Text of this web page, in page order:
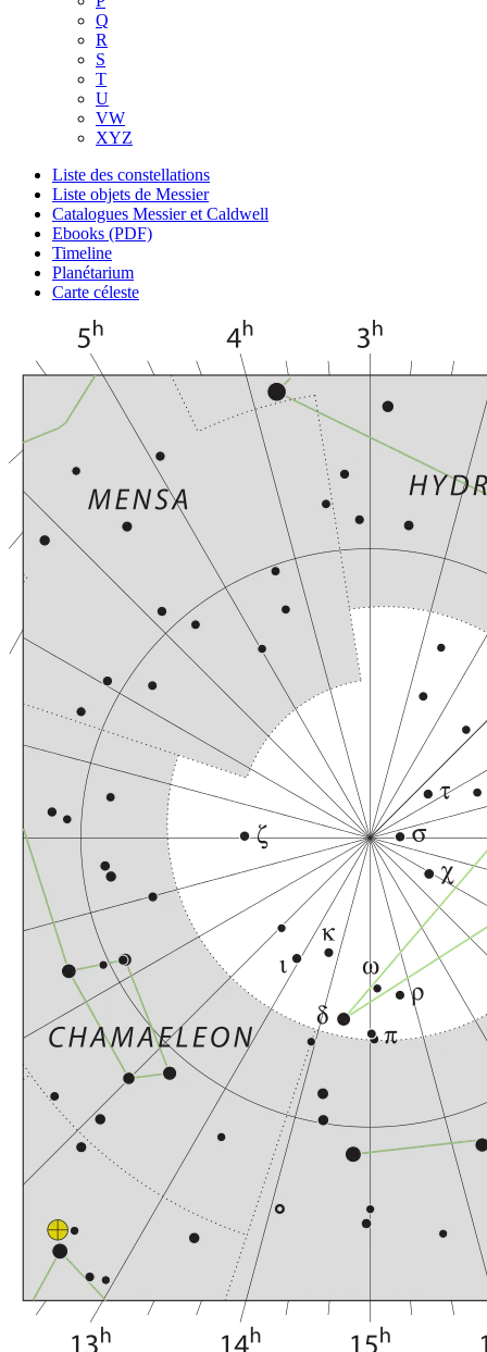
Q
R
S
T
U
VW
XYZ
Liste des constellations
Liste objets de Messier
Catalogues Messier et Caldwell
Ebooks (PDF)
Timeline
Planétarium
Carte céleste